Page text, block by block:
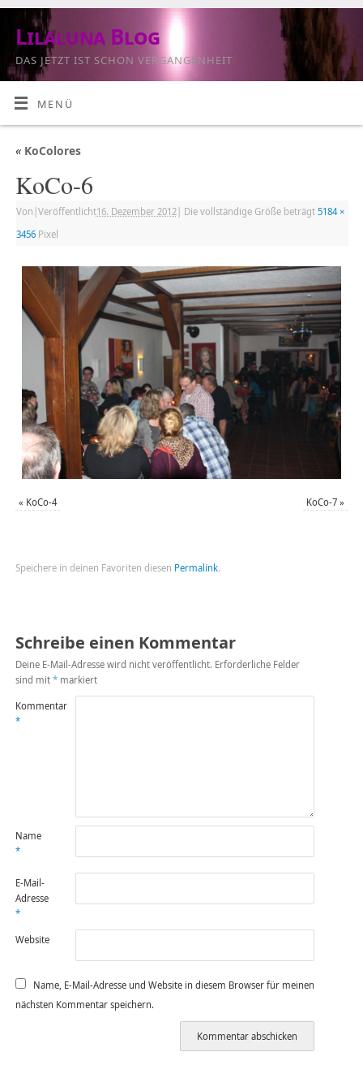
Lilaluna Blog
DAS JETZT IST SCHON VERGANGENHEIT
MENÜ
«KoColores
KoCo-6
Von Veröffentlicht16. Dezember 2012| Die vollständige Größe beträgt 5184 ×
3456Pixel
« KoCo-4 KoCo-7 »
Speichere in deinen Favoriten diesen Permalink.
Schreibe einen Kommentar
Deine E-Mail-Adresse wird nicht veröffentlicht. Erforderliche Felder
sind mit *markiert
Kommentar
*
Name
*
E-Mail-
Adresse
*
Website
Name, E-Mail-Adresse und Website in diesem Browser für meinen
nächsten Kommentar speichern.